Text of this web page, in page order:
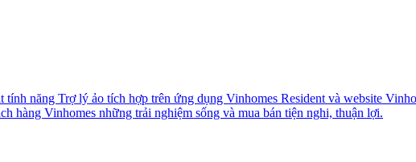
năng Trợ lý ảo tích hợp trên ứng dụng Vinhomes Resident và website
hàng Vinhomes những trải nghiệm sống và mua bán tiện nghi, thuận lợi.